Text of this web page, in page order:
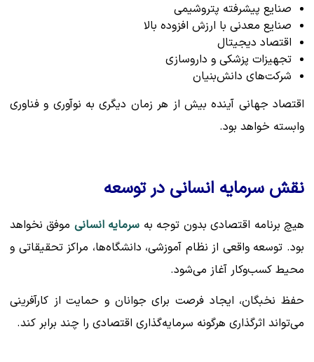
صنایع پیشرفته پتروشیمی
صنایع معدنی با ارزش افزوده بالا
اقتصاد دیجیتال
تجهیزات پزشکی و داروسازی
شرکت‌های دانش‌بنیان
اقتصاد جهانی آینده بیش از هر زمان دیگری به نوآوری و فناوری
وابسته خواهد بود.
نقش سرمایه انسانی در توسعه
هیچ برنامه اقتصادی بدون توجه به سرمایه انسانی موفق نخواهد
بود. توسعه واقعی از نظام آموزشی، دانشگاه‌ها، مراکز تحقیقاتی و
محیط کسب‌وکار آغاز می‌شود.
حفظ نخبگان، ایجاد فرصت برای جوانان و حمایت از کارآفرینی
می‌تواند اثرگذاری هرگونه سرمایه‌گذاری اقتصادی را چند برابر کند.